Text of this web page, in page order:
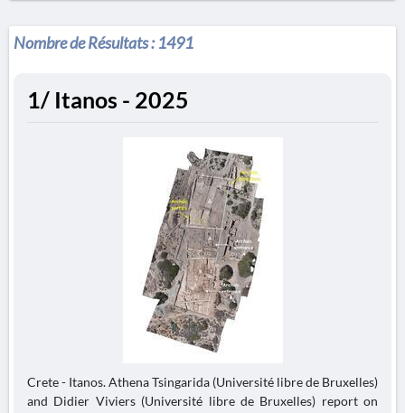
Nombre de Résultats :1491
1/ Itanos - 2025
Crete - Itanos. Athena Tsingarida (Université libre de Bruxelles)
and Didier Viviers (Université libre de Bruxelles) report on